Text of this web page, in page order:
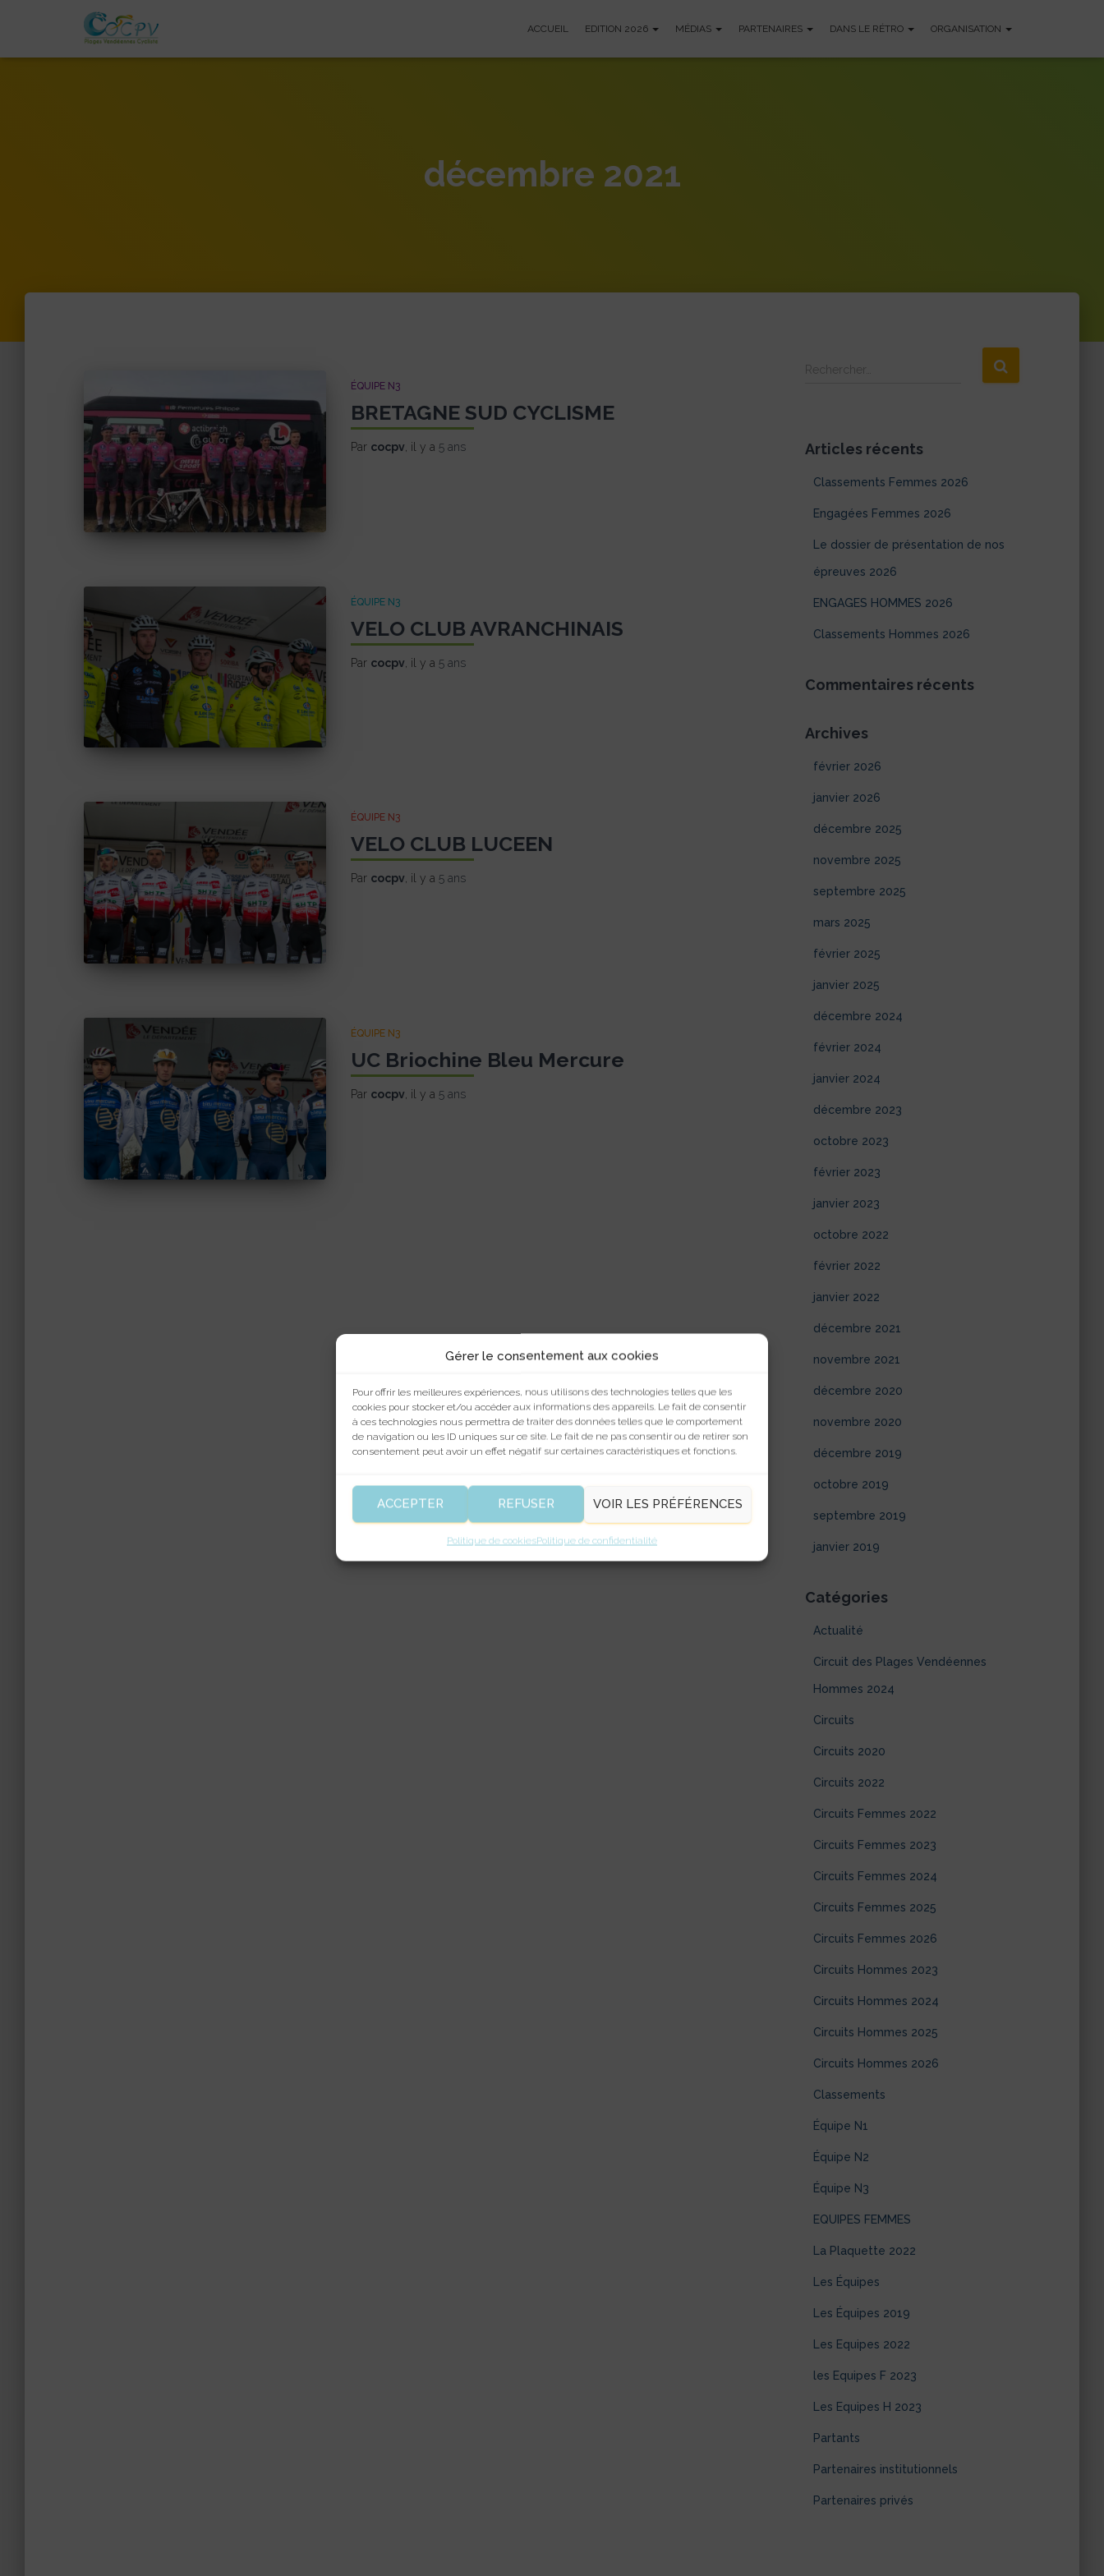
Gérer le consentement aux cookies
Pour offrir les meilleures expériences, nous utilisons des technologies telles que les
cookies pour stocker et/ou accéder aux informations des appareils. Le fait de consentir
à ces technologies nous permettra de traiter des données telles que le comportement
de navigation ou les ID uniques sur ce site. Le fait de ne pas consentir ou de retirer son
consentement peut avoir un effet négatif sur certaines caractéristiques et fonctions.
ACCEPTER REFUSER VOIR LES PRÉFÉRENCES
Politique de cookiesPolitique de confidentialité
ACCUEIL EDITION 2026 MÉDIAS PARTENAIRES DANS LE RÉTRO ORGANISATION
décembre 2021
ÉQUIPE N3
BRETAGNE SUD CYCLISME
Par cocpv , il y a 5 ans
ÉQUIPE N3
VELO CLUB AVRANCHINAIS
Par cocpv , il y a 5 ans
ÉQUIPE N3
VELO CLUB LUCEEN
Par cocpv, il y a 5 ans
ÉQUIPE N3
UC Briochine Bleu Mercure
Par cocpv , il y a 5 ans
R
r
Rechercher…
Articles récents
Classements Femmes 2026
Engagées Femmes 2026
Le dossier de présentation de nos
épreuves 2026
ENGAGES HOMMES 2026
Classements Hommes 2026
Commentaires récents
Archives
février 2026
janvier 2026
décembre 2025
novembre 2025
septembre 2025
mars 2025
février 2025
janvier 2025
décembre 2024
février 2024
janvier 2024
décembre 2023
octobre 2023
février 2023
janvier 2023
octobre 2022
février 2022
janvier 2022
décembre 2021
novembre 2021
décembre 2020
novembre 2020
décembre 2019
octobre 2019
septembre 2019
janvier 2019
Catégories
Actualité
Circuit des Plages Vendéennes
Hommes 2024
Circuits
Circuits 2020
Circuits 2022
Circuits Femmes 2022
Circuits Femmes 2023
Circuits Femmes 2024
Circuits Femmes 2025
Circuits Femmes 2026
Circuits Hommes 2023
Circuits Hommes 2024
Circuits Hommes 2025
Circuits Hommes 2026
Classements
Équipe N1
Équipe N2
Équipe N3
EQUIPES FEMMES
La Plaquette 2022
Les Équipes
Les Équipes 2019
Les Equipes 2022
les Equipes F 2023
Les Equipes H 2023
Partants
Partenaires institutionnels
Partenaires privés